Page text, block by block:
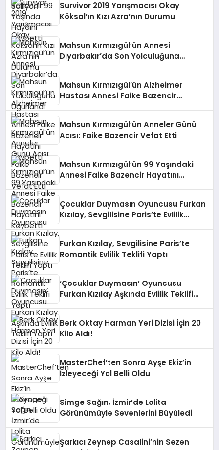
Survivor 2019 Yarışmacısı Okay
Köksal’ın Kızı Azra’nın Durumu
Mahsun Kırmızıgül’ün Annesi
Diyarbakır’da Son Yolculuğuna
Mahsun Kırmızıgül’ün Alzheimer
Hastası Annesi Faike Bazencir
Mahsun Kırmızıgül’ün Anneler Günü
Acısı: Faike Bazencir Vefat Etti
Mahsun Kırmızıgül’ün 99 Yaşındaki
Annesi Faike Bazencir Hayatını
Çocuklar Duymasın Oyuncusu Furkan
Kızılay, Sevgilisine Paris’te Evlilik
Furkan Kızılay, Sevgilisine Paris’te
Romantik Evlilik Teklifi Yaptı
‘Çocuklar Duymasın’ Oyuncusu
Furkan Kızılay Aşkında Evlilik Teklifi
Berk Oktay Harman Yeri Dizisi İçin 20
Kilo Aldı!
MasterChef’ten Sonra Ayşe Ekiz’in
İzleyeceği Yol Belli Oldu
Simge Sağın, İzmir’de Lolita
Görünümüyle Sevenlerini Büyüledi
Şarkıcı Zeynep Casalini’nin Sezen